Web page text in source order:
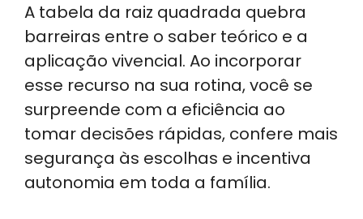
A tabela da raiz quadrada quebra
barreiras entre o saber teórico e a
aplicação vivencial. Ao incorporar
esse recurso na sua rotina, você se
surpreende com a eficiência ao
tomar decisões rápidas, confere mais
segurança às escolhas e incentiva
autonomia em toda a família.